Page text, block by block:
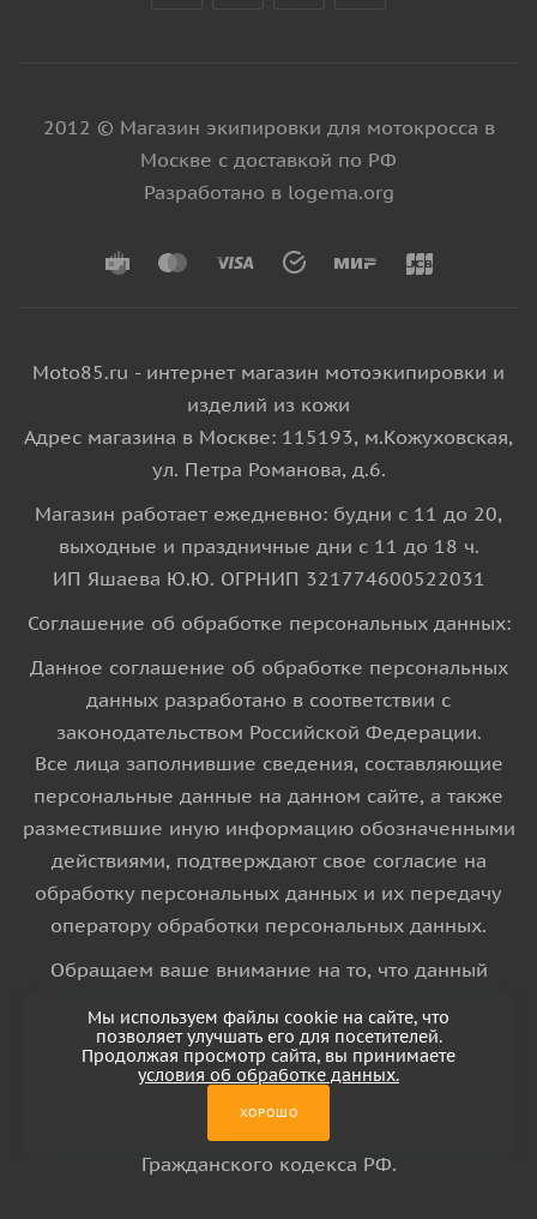
2012 © Магазин экипировки для мотокросса в
Москве с доставкой по РФ
Разработано в logema.org
Moto85.ru - интернет магазин мотоэкипировки и
изделий из кожи
Адрес магазина в Москве: 115193, м.Кожуховская,
ул. Петра Романова, д.6.
Магазин работает ежедневно: будни с 11 до 20,
выходные и праздничные дни с 11 до 18 ч.
ИП Яшаева Ю.Ю. ОГРНИП 321774600522031
Соглашение об обработке персональных данных:
Данное соглашение об обработке персональных
данных разработано в соответствии с
законодательством Российской Федерации.
Все лица заполнившие сведения, составляющие
персональные данные на данном сайте, а также
разместившие иную информацию обозначенными
действиями, подтверждают свое согласие на
обработку персональных данных и их передачу
оператору обработки персональных данных.
Обращаем ваше внимание на то, что данный
информационный характер и ни при каких
условиях информационные материалы и цены,
Гражданского кодекса РФ.
Мы используем файлы cookie на сайте, что
позволяет улучшать его для посетителей.
Продолжая просмотр сайта, вы принимаете
условия об обработке данных.
ХОРОШО